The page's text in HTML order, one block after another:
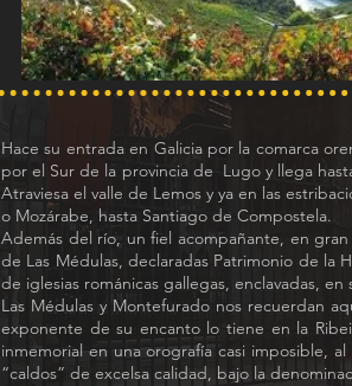
Hace su entrada en Galicia por la comarca
por el Sur de la provincia de Lugo y llega
Atraviesa el valle de Lemos y ya en las
o Mozárabe, hasta Santiago de Compostela.
Además del río, un fiel acompañante, en
de Las Médulas, declaradas Patrimonio de la
de iglesias románicas gallegas, enclavadas,
Las Médulas y Montefurado nos recuerdan
exponente de su encanto lo tiene en la
inmemorial en una orografía casi imposible,
“caldos” de excelsa calidad, bajo la